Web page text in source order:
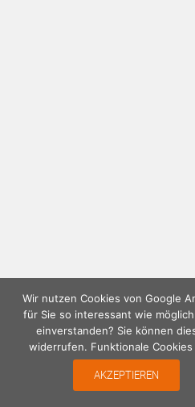
Wir nutzen Cookies von Google
für Sie so interessant wie
einverstanden? Sie können
widerrufen. Funktionale
AKZEPTIEREN